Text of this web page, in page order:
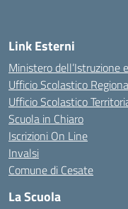
Link Esterni
Ministero dell’Istruzione
Ufficio Scolastico
Ufficio Scolastico
Scuola in Chiaro
Iscrizioni On Line
Invalsi
Comune di Cesate
La Scuola